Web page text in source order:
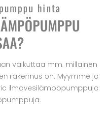
hinta
vaikuttaa mm. millainen
rakennus on. Myymme ja
ilmavesilämpöpumppuja